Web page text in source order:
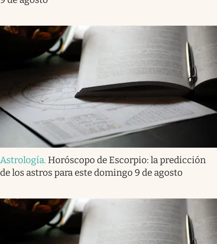
Astrología. Horóscopo de Escorpio: la predicción
de los astros para este domingo 9 de agosto